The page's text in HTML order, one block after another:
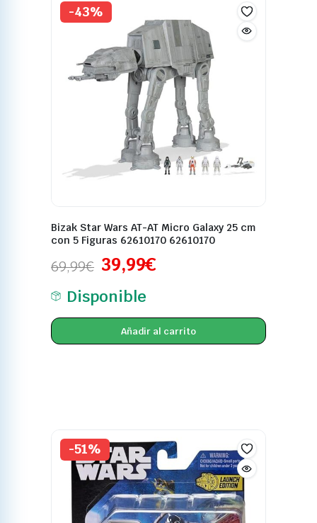
-43%
Bizak Star Wars AT-AT Micro Galaxy 25 cm
con 5 Figuras 62610170 62610170
69,99€ 39,99€
Disponible
Añadir al carrito
-51%